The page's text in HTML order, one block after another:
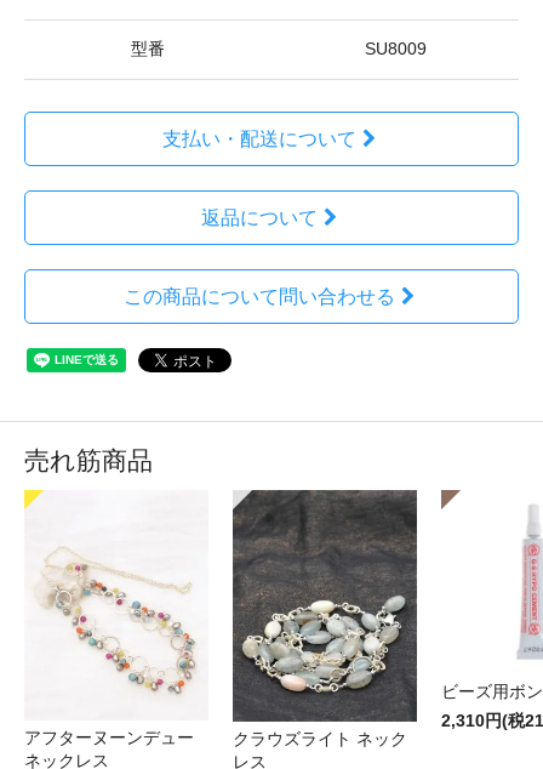
型番 SU8009
支払い・配送について
返品について
この商品について問い合わせる
売れ筋商品
アフターヌーンデュー
ネックレス
クラウズライト ネック
レス
ビーズ用ボ
2,310円(税